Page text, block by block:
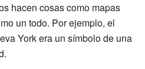
hacen cosas como mapas
un todo. Por ejemplo, el
York era un símbolo de una